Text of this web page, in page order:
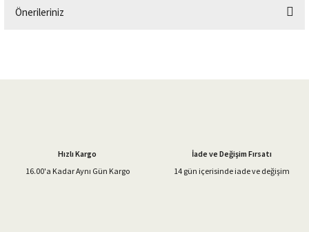
Önerileriniz
Ürün bilgilerinde hatalar bulunuyor.
Hızlı Kargo
16.00'a Kadar Aynı Gün Kargo
İade ve Değişim Fırsatı
14 gün içerisinde iade ve değişim